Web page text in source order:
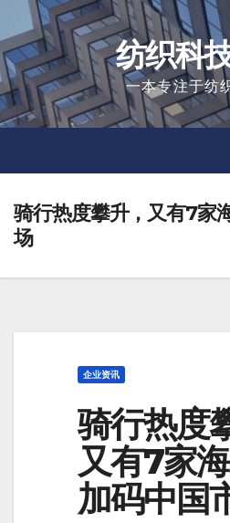
to
content
纺织科
一本专注于纺
骑行热度攀升，又有7家
场
企业资讯
骑行热度
又有7家
加码中国